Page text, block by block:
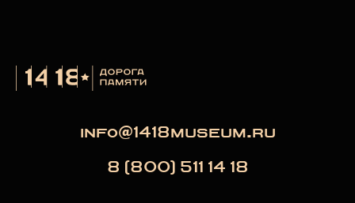
info@1418museum.ru
8 (800) 511 14 18